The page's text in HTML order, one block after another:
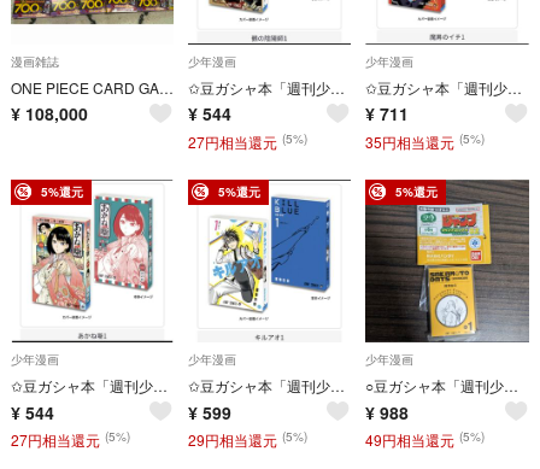
漫画雑誌
ONE PIECE CARD GAME 1st 2nd ANNIVERSARY
¥ 108,000
少年漫画
✩豆ガシャ本「週刊少年 ジャンプコミックスコレクション」03 鵺の陰陽師 1
¥ 544
27円相当還元 (5%)
少年漫画
✩豆ガシャ本「週刊少年 ジャンプコミックスコレクション」02 魔男のイチ 1
¥ 711
35円相当還元 (5%)
5%還元
少年漫画
✩豆ガシャ本「週刊少年 ジャンプコミックスコレクション」03 あかね噺 1
¥ 544
27円相当還元 (5%)
5%還元
少年漫画
✩豆ガシャ本「週刊少年 ジャンプコミックスコレクション」03 キルアオ 1
¥ 599
29円相当還元 (5%)
5%還元
少年漫画
○豆ガシャ本「週刊少年 ジャンプコミックスコレクション」02 サカモトデイズ 1
¥ 988
49円相当還元 (5%)